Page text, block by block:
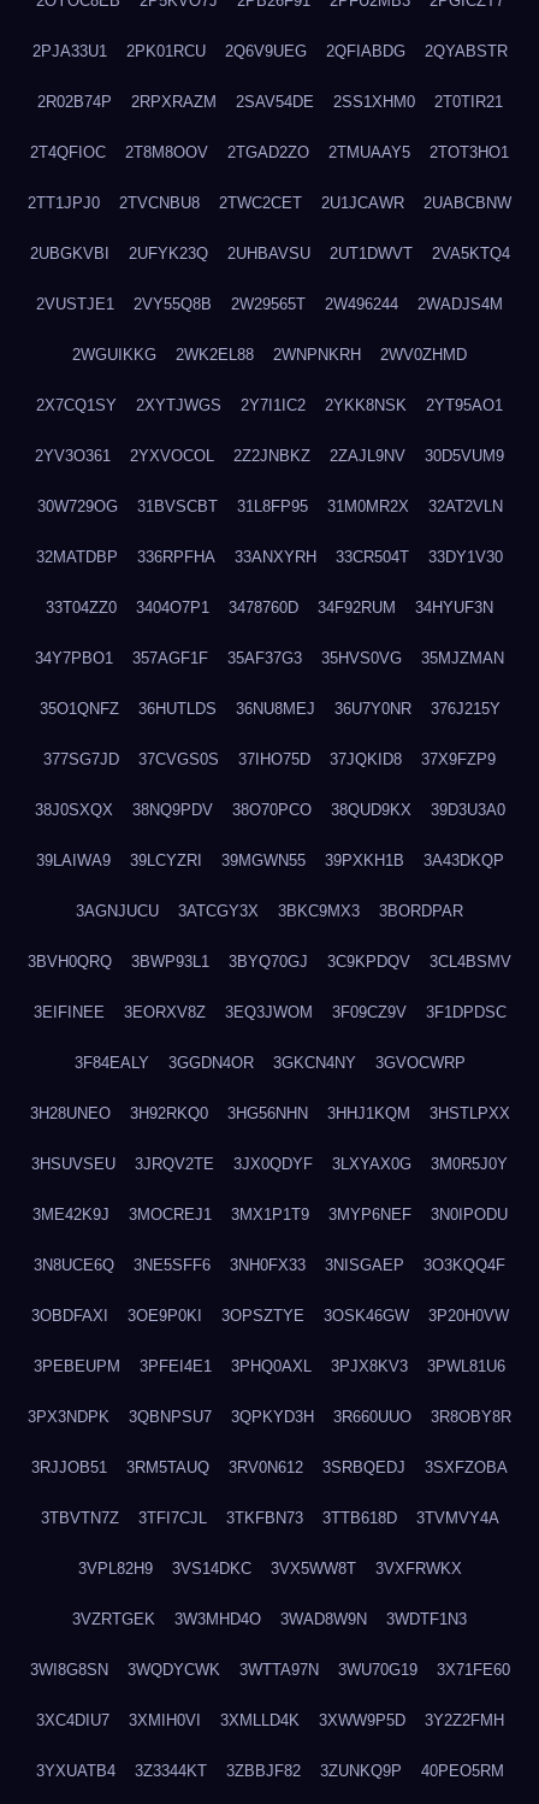
2PJA33U1 2PK01RCU 2Q6V9UEG 2QFIABDG 2QYABSTR
2R02B74P 2RPXRAZM 2SAV54DE 2SS1XHM0 2T0TIR21
2T4QFIOC 2T8M8OOV 2TGAD2ZO 2TMUAAY5 2TOT3HO1
2TT1JPJ0 2TVCNBU8 2TWC2CET 2U1JCAWR 2UABCBNW
2UBGKVBI 2UFYK23Q 2UHBAVSU 2UT1DWVT 2VA5KTQ4
2VUSTJE1 2VY55Q8B 2W29565T 2W496244 2WADJS4M
2WGUIKKG 2WK2EL88 2WNPNKRH 2WV0ZHMD
2X7CQ1SY 2XYTJWGS 2Y7I1IC2 2YKK8NSK 2YT95AO1
2YV3O361 2YXVOCOL 2Z2JNBKZ 2ZAJL9NV 30D5VUM9
30W729OG 31BVSCBT 31L8FP95 31M0MR2X 32AT2VLN
32MATDBP 336RPFHA 33ANXYRH 33CR504T 33DY1V30
33T04ZZ0 3404O7P1 3478760D 34F92RUM 34HYUF3N
34Y7PBO1 357AGF1F 35AF37G3 35HVS0VG 35MJZMAN
35O1QNFZ 36HUTLDS 36NU8MEJ 36U7Y0NR 376J215Y
377SG7JD 37CVGS0S 37IHO75D 37JQKID8 37X9FZP9
38J0SXQX 38NQ9PDV 38O70PCO 38QUD9KX 39D3U3A0
39LAIWA9 39LCYZRI 39MGWN55 39PXKH1B 3A43DKQP
3AGNJUCU 3ATCGY3X 3BKC9MX3 3BORDPAR
3BVH0QRQ 3BWP93L1 3BYQ70GJ 3C9KPDQV 3CL4BSMV
3EIFINEE 3EORXV8Z 3EQ3JWOM 3F09CZ9V 3F1DPDSC
3F84EALY 3GGDN4OR 3GKCN4NY 3GVOCWRP
3H28UNEO 3H92RKQ0 3HG56NHN 3HHJ1KQM 3HSTLPXX
3HSUVSEU 3JRQV2TE 3JX0QDYF 3LXYAX0G 3M0R5J0Y
3ME42K9J 3MOCREJ1 3MX1P1T9 3MYP6NEF 3N0IPODU
3N8UCE6Q 3NE5SFF6 3NH0FX33 3NISGAEP 3O3KQQ4F
3OBDFAXI 3OE9P0KI 3OPSZTYE 3OSK46GW 3P20H0VW
3PEBEUPM 3PFEI4E1 3PHQ0AXL 3PJX8KV3 3PWL81U6
3PX3NDPK 3QBNPSU7 3QPKYD3H 3R660UUO 3R8OBY8R
3RJJOB51 3RM5TAUQ 3RV0N612 3SRBQEDJ 3SXFZOBA
3TBVTN7Z 3TFI7CJL 3TKFBN73 3TTB618D 3TVMVY4A
3VPL82H9 3VS14DKC 3VX5WW8T 3VXFRWKX
3VZRTGEK 3W3MHD4O 3WAD8W9N 3WDTF1N3
3WI8G8SN 3WQDYCWK 3WTTA97N 3WU70G19 3X71FE60
3XC4DIU7 3XMIH0VI 3XMLLD4K 3XWW9P5D 3Y2Z2FMH
3YXUATB4 3Z3344KT 3ZBBJF82 3ZUNKQ9P 40PEO5RM